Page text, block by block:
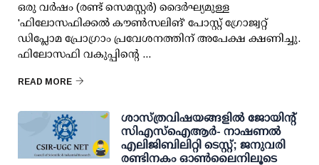
ഒരു വർഷം (രണ്ട് സെമസ്റ്റർ) ദൈർഘ്യമുള്ള
'ഫിലോസഫിക്കൽ കൗൺസലിങ്' പോസ്റ്റ് ഗ്രാേജ്വറ്റ്
ഡിപ്ലോമ പ്രോഗ്രാം പ്രവേശനത്തിന് അപേക്ഷ ക്ഷണിച്ചു.
ഫിലോസഫി വകുപ്പിന്റെ ...
READ MORE
ശാസ്ത്രവിഷയങ്ങളില്‍ ജോയിന്റ്
സിഎസ്‌ഐആര്‍- നാഷണല്‍
എലിജിബിലിറ്റി ടെസ്റ്റ്; ജനുവരി
രണ്ടിനകം ഓണ്‍ലൈനിലൂടെ